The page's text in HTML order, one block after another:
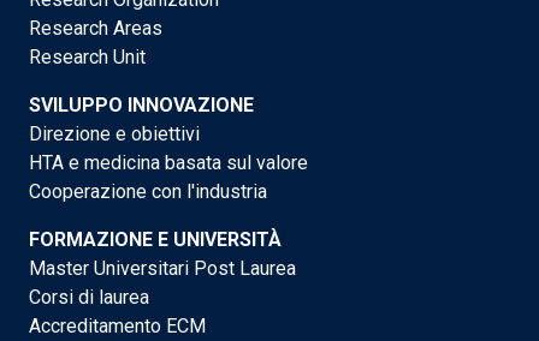
Research Areas
Research Unit
SVILUPPO INNOVAZIONE
Direzione e obiettivi
HTA e medicina basata sul valore
Cooperazione con l'industria
FORMAZIONE E UNIVERSITÀ
Master Universitari Post Laurea
Corsi di laurea
Accreditamento ECM